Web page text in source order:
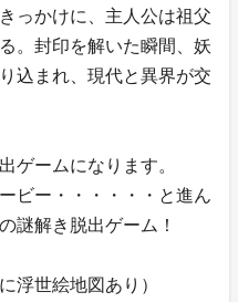
っかけに、主人公は祖父
。封印を解いた瞬間、妖
込まれ、現代と異界が交
ゲームになります。
ビー・・・・・・と進ん
謎解き脱出ゲーム！
浮世絵地図あり）